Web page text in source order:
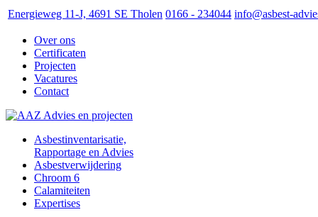
Energieweg 11-J, 4691 SE Tholen 0166 - 234044 info@asbest-
Over ons
Certificaten
Projecten
Vacatures
Contact
Asbestinventarisatie,
Rapportage en Advies
Asbestverwijdering
Chroom 6
Calamiteiten
Expertises